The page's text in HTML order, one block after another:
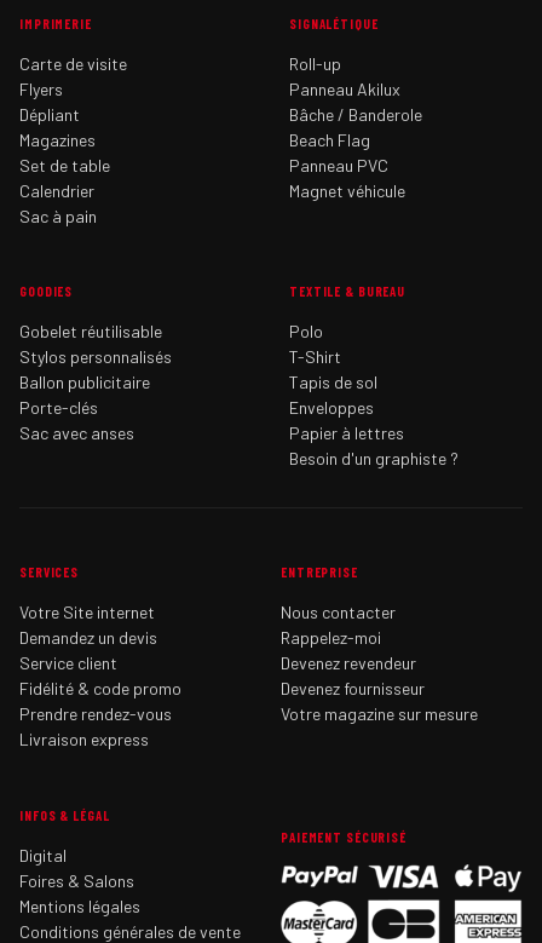
IMPRIMERIE
Carte de visite
Flyers
Dépliant
Magazines
Set de table
Calendrier
Sac à pain
SIGNALÉTIQUE
Roll-up
Panneau Akilux
Bâche / Banderole
Beach Flag
Panneau PVC
Magnet véhicule
GOODIES
Gobelet réutilisable
Stylos personnalisés
Ballon publicitaire
Porte-clés
Sac avec anses
TEXTILE & BUREAU
Polo
T-Shirt
Tapis de sol
Enveloppes
Papier à lettres
Besoin d'un graphiste ?
SERVICES
Votre Site internet
Demandez un devis
Service client
Fidélité & code promo
Prendre rendez-vous
Livraison express
ENTREPRISE
Nous contacter
Rappelez-moi
Devenez revendeur
Devenez fournisseur
Votre magazine sur mesure
INFOS & LÉGAL
Digital
Foires & Salons
Mentions légales
Conditions générales de vente
PAIEMENT SÉCURISÉ